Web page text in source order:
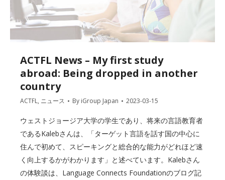
ACTFL News – My first study
abroad: Being dropped in another
country
ACTFL, ニュース By iGroup Japan 2023-03-15
ウェストジョージア大学の学生であり、将来の言語教育者
であるKalebさんは、「ターゲット言語を話す国の中心に
住んで初めて、スピーキングと総合的な能力がどれほど速
く向上するかがわかります」と述べています。Kalebさん
の体験談は、Language Connects Foundationのブログ記